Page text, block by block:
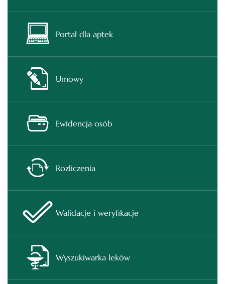
Portal dla aptek
Umowy
Ewidencja osób
Rozliczenia
Walidacje i weryfikacje
Wyszukiwarka leków